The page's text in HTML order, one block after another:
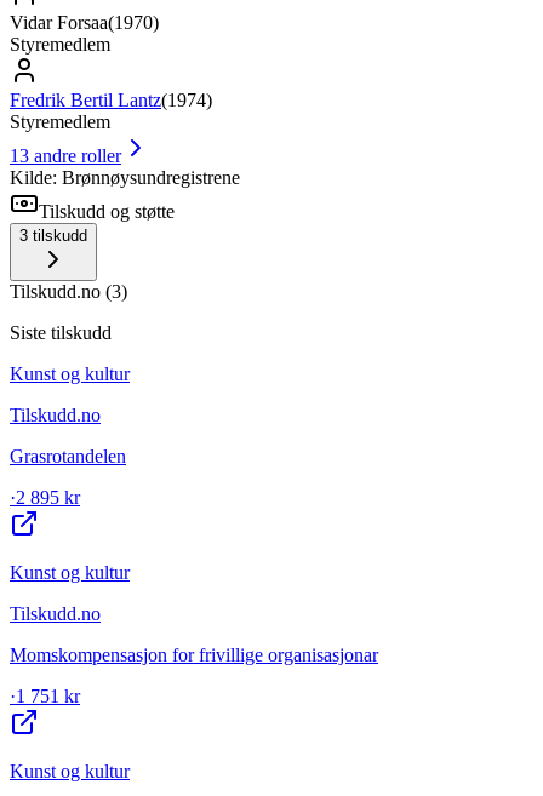
Vidar Forsaa(1970)
Styremedlem
Fredrik Bertil Lantz(1974)
Styremedlem
13 andre roller
Kilde: Brønnøysundregistrene
Tilskudd og støtte
3 tilskudd
Tilskudd.no (3)
Siste tilskudd
Kunst og kultur
Tilskudd.no
Grasrotandelen
·2 895 kr
Kunst og kultur
Tilskudd.no
Momskompensasjon for frivillige organisasjonar
·1 751 kr
Kunst og kultur